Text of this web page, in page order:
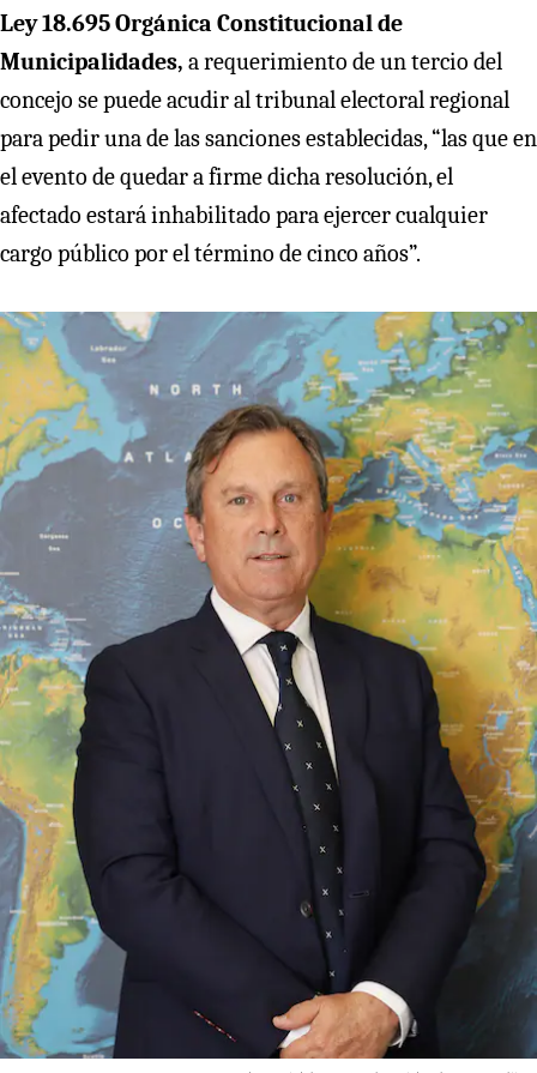
Ley 18.695 Orgánica Constitucional de
Municipalidades, a requerimiento de un tercio del
concejo se puede acudir al tribunal electoral regional
para pedir una de las sanciones establecidas, “las que en
el evento de quedar a firme dicha resolución, el
afectado estará inhabilitado para ejercer cualquier
cargo público por el término de cinco años”.